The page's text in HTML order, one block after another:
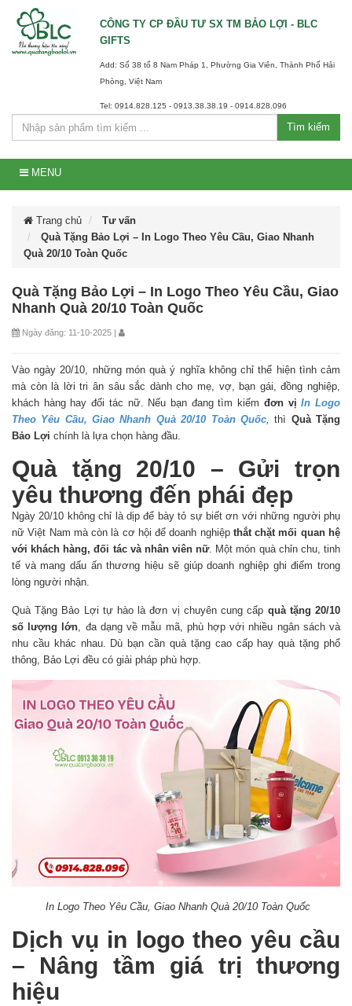
CÔNG TY CP ĐẦU TƯ SX TM BẢO LỢI - BLC
GIFTS
Add: Số 38 tổ 8 Nam Pháp 1, Phường Gia Viên, Thành Phố Hải
Phòng, Việt Nam
Tel: 0914.828.125 - 0913.38.38.19 - 0914.828.096
Tìm kiếm
MENU
Trang chủ
Tư vấn
Quà Tặng Bảo Lợi – In Logo Theo Yêu Cầu, Giao Nhanh
Quà 20/10 Toàn Quốc
Quà Tặng Bảo Lợi – In Logo Theo Yêu Cầu, Giao
Nhanh Quà 20/10 Toàn Quốc
Ngày đăng: 11-10-2025 |
Vào ngày 20/10, những món quà ý nghĩa không chỉ thể hiện tình cảm
mà còn là lời tri ân sâu sắc dành cho mẹ, vợ, bạn gái, đồng nghiệp,
khách hàng hay đối tác nữ. Nếu bạn đang tìm kiếm đơn vịIn Logo
Theo Yêu Cầu, Giao Nhanh Quà 20/10 Toàn Quốc, thì Quà Tặng
Bảo Lợi chính là lựa chọn hàng đầu.
Quà tặng 20/10 – Gửi trọn
yêu thương đến phái đẹp
Ngày 20/10 không chỉ là dịp để bày tỏ sự biết ơn với những người phụ
nữ Việt Nam mà còn là cơ hội để doanh nghiệp thắt chặt mối quan hệ
với khách hàng, đối tác và nhân viên nữ. Một món quà chỉn chu, tinh
tế và mang dấu ấn thương hiệu sẽ giúp doanh nghiệp ghi điểm trong
lòng người nhận.
Quà Tặng Bảo Lợi tự hào là đơn vị chuyên cung cấp quà tặng 20/10
số lượng lớn, đa dạng về mẫu mã, phù hợp với nhiều ngân sách và
nhu cầu khác nhau. Dù bạn cần quà tặng cao cấp hay quà tặng phổ
thông, Bảo Lợi đều có giải pháp phù hợp.
In Logo Theo Yêu Cầu, Giao Nhanh Quà 20/10 Toàn Quốc
Dịch vụ in logo theo yêu cầu
– Nâng tầm giá trị thương
hiệu